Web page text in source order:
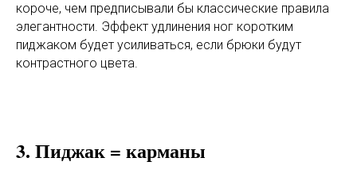
короче, чем предписывали бы классические правила
элегантности. Эффект удлинения ног коротким
пиджаком будет усиливаться, если брюки будут
контрастного цвета.
3. Пиджак = карманы